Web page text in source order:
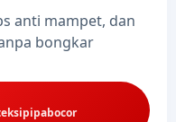
anti mampet, dan
bongkar